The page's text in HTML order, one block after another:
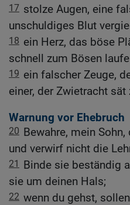
17 stolze Augen, eine
unschuldiges Blut
18 ein Herz, das böse
schnell zum Bösen
19 ein falscher Zeuge,
einer, der Zwietracht
Warnung vor Ehebruch
20 Bewahre, mein
und verwirf nicht die
21 Binde sie beständig
sie um deinen Hals;
22 wenn du gehst,